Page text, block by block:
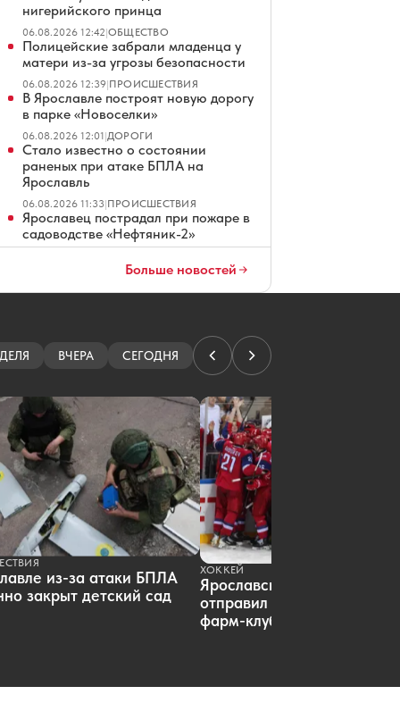
нигерийского принца
06.08.2026 12:42|ОБЩЕСТВО
Полицейские забрали младенца у
матери из-за угрозы безопасности
06.08.2026 12:39|ПРОИСШЕСТВИЯ
В Ярославле построят новую дорогу
в парке «Новоселки»
06.08.2026 12:01|ДОРОГИ
Стало известно о состоянии
раненых при атаке БПЛА на
Ярославль
06.08.2026 11:33|ПРОИСШЕСТВИЯ
Ярославец пострадал при пожаре в
садоводстве «Нефтяник-2»
Погибшую во время свидания с
На ярославских АЗС утром заметны
очереди
пляжах проверили песок
06.08.2026 09:29 ОБЩЕСТВО
В Ярославле выезд в сторону
Москвы открыли после атаки
дронов
06.08.2026 09:03 АВТО
Над Ярославлем ночью и утром
сбили уже 92 БПЛА
06.08.2026 08:46|ПРОИСШЕСТВИЯ
Губернатор рассказал о
последствиях самой массовой
атаки дронов на Ярославль
Боб Хартли может провести в
Больше новостей
ВЧЕРА СЕГОДНЯ
из-за атаки БПЛА
закрыт детский сад
ХОККЕЙ
Ярославский «Локомотив»
отправил пятерых
фарм-клуб